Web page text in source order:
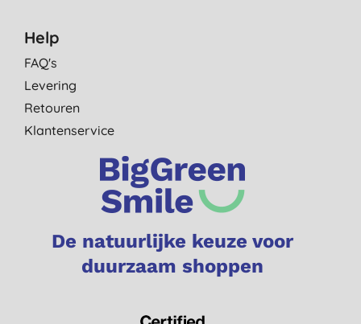
Help
FAQ's
Levering
Retouren
Klantenservice
De natuurlijke keuze voor
duurzaam shoppen